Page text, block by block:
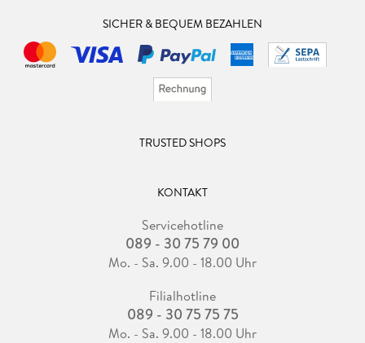
SICHER & BEQUEM BEZAHLEN
TRUSTED SHOPS
KONTAKT
Servicehotline
089 - 30 75 79 00
Mo. - Sa. 9.00 - 18.00 Uhr
Filialhotline
089 - 30 75 75 75
Mo. - Sa. 9.00 - 18.00 Uhr